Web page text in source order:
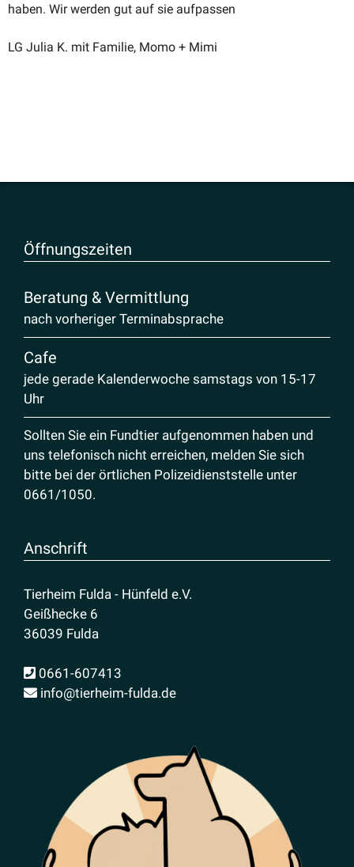
haben. Wir werden gut auf sie aufpassen
LG Julia K. mit Familie, Momo + Mimi
Öffnungs­zeiten
Beratung & Vermittlung
nach vorheriger Terminabsprache
Cafe
jede gerade Kalenderwoche samstags von 15-17
Uhr
Sollten Sie ein Fundtier aufgenommen haben und
uns telefonisch nicht erreichen, melden Sie sich
bitte bei der örtlichen Polizeidienststelle unter
0661/1050.
Anschrift
Tierheim Fulda - Hünfeld e.V.
Geißhecke 6
36039 Fulda
0661-607413
info@tierheim-fulda.de